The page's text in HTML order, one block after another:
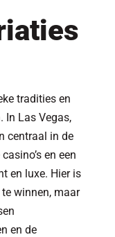
tradities en
In Las Vegas,
centraal in de
en een
en luxe. Hier is
winnen, maar
en de